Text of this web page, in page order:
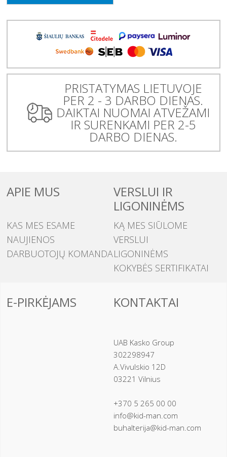
PRISTATYMAS LIETUVOJE
PER 2 - 3 DARBO DIENAS.
DAIKTAI NUOMAI ATVEŽAMI
IR SURENKAMI PER 2-5
DARBO DIENAS.
APIE MUS
KAS MES ESAME
NAUJIENOS
DARBUOTOJŲ KOMANDA
VERSLUI IR
LIGONINĖMS
KĄ MES SIŪLOME
VERSLUI
LIGONINĖMS
KOKYBĖS SERTIFIKATAI
E-PIRKĖJAMS KONTAKTAI
UAB Kasko Group
302298947
A.Vivulskio 12D
03221 Vilnius
+370 5 265 00 00
info@kid-man.com
buhalterija@kid-man.com